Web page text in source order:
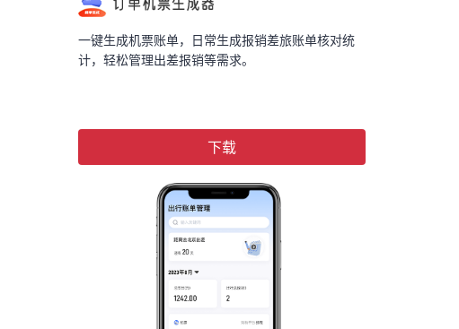
一键生成机票账单，日常生成报销差旅账单核对统
计，轻松管理出差报销等需求。
下载